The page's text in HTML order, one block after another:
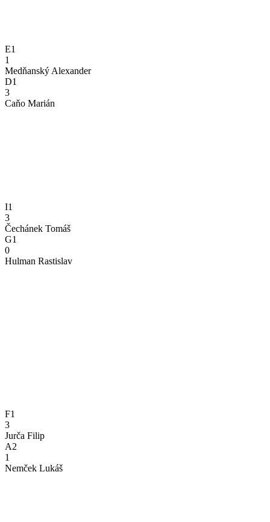
E1
1
Medňanský Alexander
D1
3
Caňo Marián
I1
3
Čechánek Tomáš
G1
0
Hulman Rastislav
F1
3
Jurča Filip
A2
1
Nemček Lukáš